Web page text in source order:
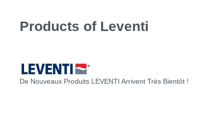
Products of Leventi
De Nouveaux Produits LEVENTI Arrivent Très Bientôt !